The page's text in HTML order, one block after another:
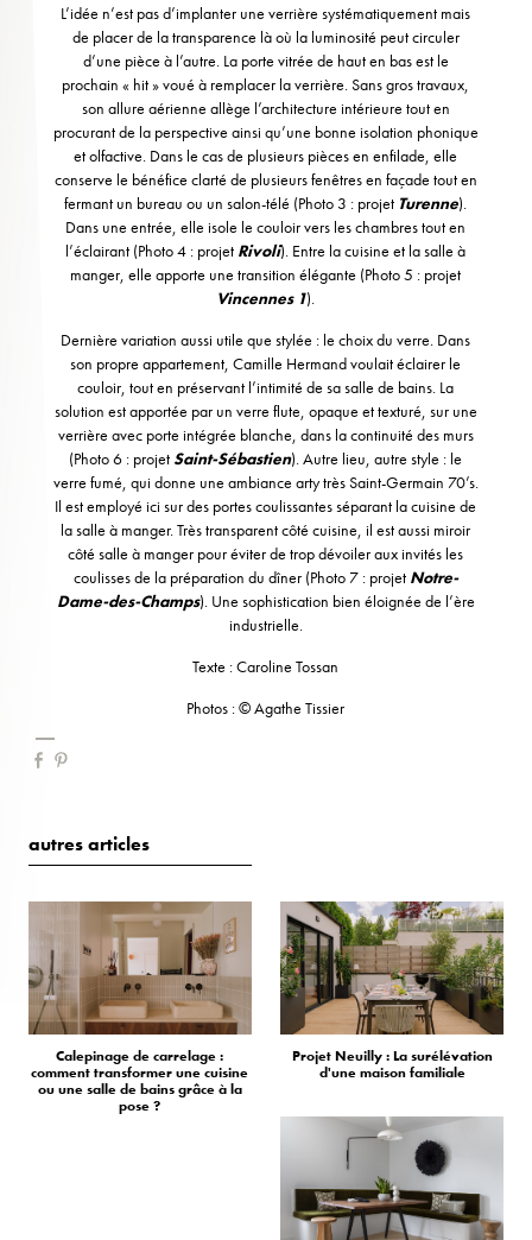
L’idée n’est pas d’implanter une verrière systématiquement mais
de placer de la transparence là où la luminosité peut circuler
d’une pièce à l’autre. La porte vitrée de haut en bas est le
prochain « hit » voué à remplacer la verrière. Sans gros travaux,
son allure aérienne allège l’architecture intérieure tout en
procurant de la perspective ainsi qu’une bonne isolation phonique
et olfactive. Dans le cas de plusieurs pièces en enfilade, elle
conserve le bénéfice clarté de plusieurs fenêtres en façade tout en
fermant un bureau ou un salon-télé (Photo 3 : projet Turenne).
Dans une entrée, elle isole le couloir vers les chambres tout en
l’éclairant (Photo 4 : projet Rivoli). Entre la cuisine et la salle à
manger, elle apporte une transition élégante (Photo 5 : projet
Vincennes 1).
Dernière variation aussi utile que stylée : le choix du verre. Dans
son propre appartement, Camille Hermand voulait éclairer le
couloir, tout en préservant l’intimité de sa salle de bains. La
solution est apportée par un verre flute, opaque et texturé, sur une
verrière avec porte intégrée blanche, dans la continuité des murs
(Photo 6 : projet Saint-Sébastien). Autre lieu, autre style : le
verre fumé, qui donne une ambiance arty très Saint-Germain 70’s.
Il est employé ici sur des portes coulissantes séparant la cuisine de
la salle à manger. Très transparent côté cuisine, il est aussi miroir
côté salle à manger pour éviter de trop dévoiler aux invités les
coulisses de la préparation du dîner (Photo 7 : projet Notre-
Dame-des-Champs). Une sophistication bien éloignée de l’ère
industrielle.
Texte : Caroline Tossan
Photos : © Agathe Tissier
autres articles
Calepinage de carrelage :
comment transformer une cuisine
ou une salle de bains grâce à la
pose ?
Projet Neuilly : La surélévation
d'une maison familiale